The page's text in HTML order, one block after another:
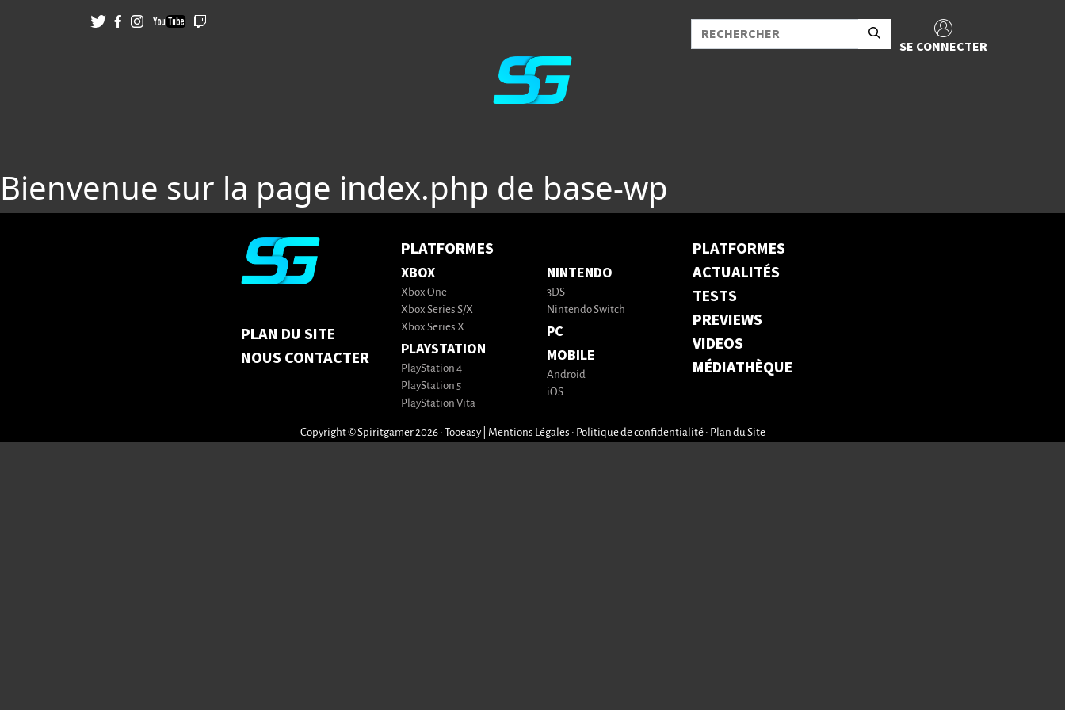
SE CONNECTER
Bienvenue sur la page index.php de base-wp
PLAN DU SITE
NOUS CONTACTER
PLATFORMES
XBOX
Xbox One
Xbox Series S/X
Xbox Series X
PLAYSTATION
PlayStation 4
PlayStation 5
PlayStation Vita
NINTENDO
3DS
Nintendo Switch
PC
MOBILE
Android
iOS
PLATFORMES
ACTUALITÉS
TESTS
PREVIEWS
VIDEOS
MÉDIATHÈQUE
Copyright © Spiritgamer 2026 • Tooeasy Mentions Légales • Politique de confidentialité• Plan du Site